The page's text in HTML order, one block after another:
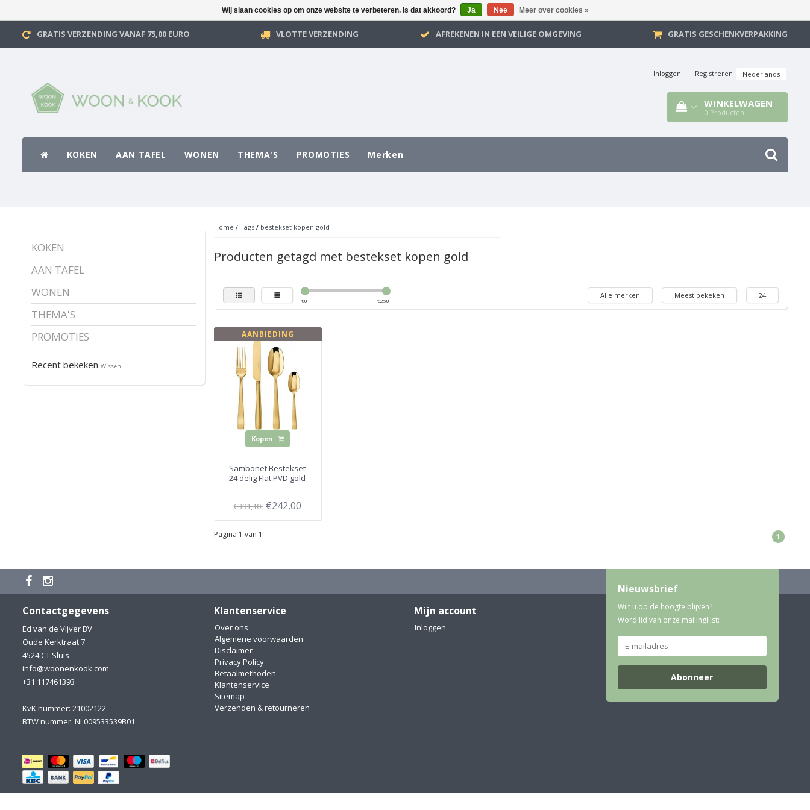
GRATIS VERZENDING VANAF 75,00 EURO VLOTTE VERZENDING AFREKENEN IN EEN VEILIGE OMGEVING GRATIS GESCHENKVERPAKKING
Inloggen | Registreren Nederlands
WINKELWAGEN
0 Producten
KOKEN AAN TAFEL WONEN THEMA'S PROMOTIES Merken
KOKEN
AAN TAFEL
WONEN
THEMA'S
PROMOTIES
Recent bekeken Wissen
Home / Tags/ bestekset kopen gold
Producten getagd met bestekset kopen gold
€0 €250
Alle merken Meest bekeken 24
AANBIEDING
Kopen
Sambonet Bestekset
24 delig Flat PVD gold
€391,10 €242,00
Pagina 1 van 1 1
Contactgegevens
Ed van de Vijver BV
Oude Kerktraat 7
4524 CT Sluis
info@woonenkook.com
+31 117461393
KvK nummer: 21002122
BTW nummer: NL009533539B01
Klantenservice
Over ons
Algemene voorwaarden
Disclaimer
Privacy Policy
Betaalmethoden
Klantenservice
Sitemap
Verzenden & retourneren
Mijn account
Inloggen
Nieuwsbrief
Wilt u op de hoogte blijven?
Word lid van onze mailinglijst:
Abonneer
Wij slaan cookies op om onze website te verbeteren. Is dat akkoord? Ja Nee Meer over cookies »